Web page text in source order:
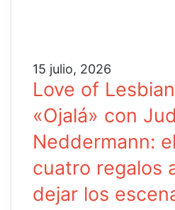
15 julio, 2026
Love of
«Ojalá» con
Neddermann:
cuatro regalos
dejar los